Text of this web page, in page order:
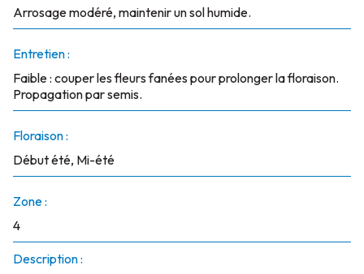
Arrosage modéré, maintenir un sol humide.
Entretien :
Faible : couper les fleurs fanées pour prolonger la floraison.
Propagation par semis.
Floraison :
Début été, Mi-été
Zone :
4
Description :